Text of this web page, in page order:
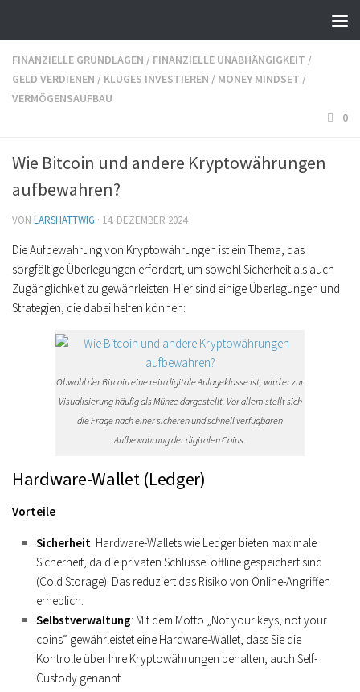
FINANZIELLE GRUNDLAGEN / FINANZIELLE UNABHÄNGIGKEIT /
GELD VERDIENEN / KLUGES INVESTIEREN / MONEY MINDSET /
VERMÖGENSAUFBAU
0
Wie Bitcoin und andere Kryptowährungen
aufbewahren?
VON LARSHATTWIG · 14. DEZEMBER 2024
Die Aufbewahrung von Kryptowährungen ist ein Thema, das
sorgfältige Überlegungen erfordert, um sowohl Sicherheit als auch
Zugänglichkeit zu gewährleisten. Hier sind einige Überlegungen und
Strategien, die dabei helfen können:
Obwohl der Bitcoin eine rein digitale Anlageklasse ist, wird er zur
Visualisierung häufig als Münze dargestellt. Vor allem stellt sich
die Frage nach einer sicheren und schnell verfügbaren
Aufbewahrung der digitalen Coins.
Hardware-Wallet (Ledger)
Vorteile
Sicherheit: Hardware-Wallets wie Ledger bieten maximale
Sicherheit, da die privaten Schlüssel offline gespeichert sind
(Cold Storage). Das reduziert das Risiko von Online-Angriffen
erheblich.
Selbstverwaltung: Mit dem Motto „Not your keys, not your
coins“ gewährleistet eine Hardware-Wallet, dass Sie die
Kontrolle über Ihre Kryptowährungen behalten, auch Self-
Custody genannt.